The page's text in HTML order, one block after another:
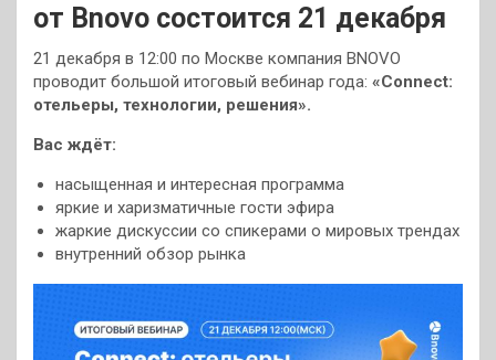
от Bnovo состоится 21 декабря
21 декабря в 12:00 по Москве компания BNOVO
проводит большой итоговый вебинар года: «Connect:
отельеры, технологии, решения».
Вас ждёт:
насыщенная и интересная программа
яркие и харизматичные гости эфира
жаркие дискуссии со спикерами о мировых трендах
внутренний обзор рынка